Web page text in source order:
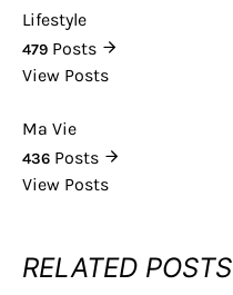
Lifestyle
479 Posts
View Posts
Ma Vie
436 Posts
View Posts
RELATED POSTS